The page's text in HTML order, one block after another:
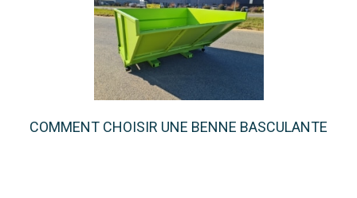
COMMENT CHOISIR UNE BENNE BASCULANTE